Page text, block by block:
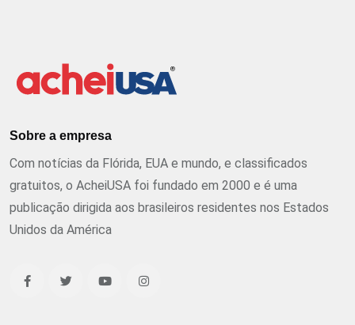
Sobre a empresa
Com notícias da Flórida, EUA e mundo, e classificados
gratuitos, o AcheiUSA foi fundado em 2000 e é uma
publicação dirigida aos brasileiros residentes nos Estados
Unidos da América